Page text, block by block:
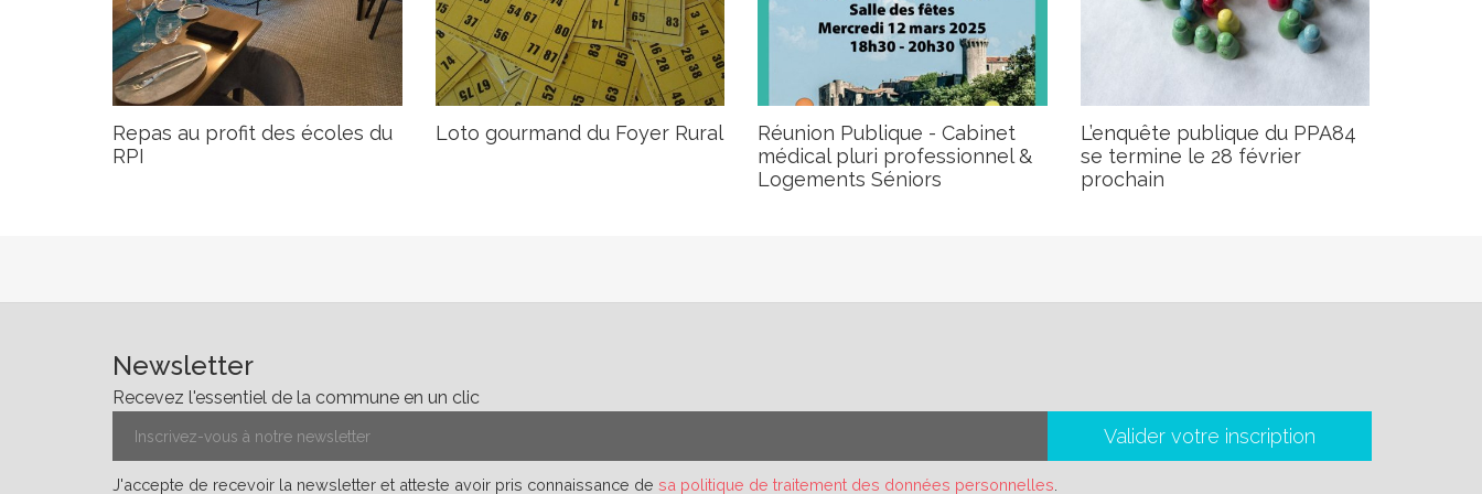
Repas au profit des écoles du
RPI
Loto gourmand du Foyer Rural
Réunion Publique - Cabinet
médical pluri professionnel &
Logements Séniors
L’enquête publique du PPA84
se termine le 28 février
prochain
Newsletter
Recevez l'essentiel de la commune en un clic
Valider votre inscription
J'accepte de recevoir la newsletter et atteste avoir pris connaissance de sa politique de traitement des données personnelles